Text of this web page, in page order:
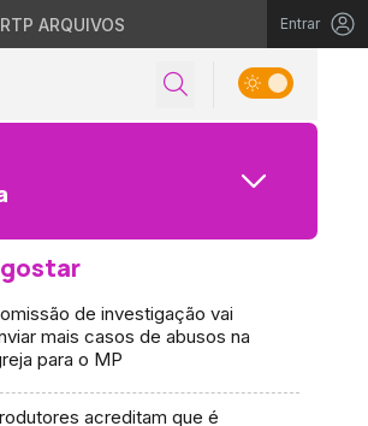
RTP ARQUIVOS Entrar
de investigação vai
mais casos de abusos na
para o MP
acreditam que é